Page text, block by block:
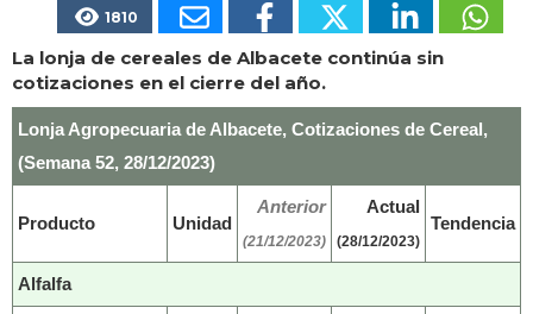
1810
La lonja de cereales de Albacete continúa sin
cotizaciones en el cierre del año.
Lonja Agropecuaria de Albacete, Cotizaciones de Cereal,
(Semana 52, 28/12/2023)
Producto Unidad
Anterior
(21/12/2023)
Actual
(28/12/2023)
Tendencia
Alfalfa